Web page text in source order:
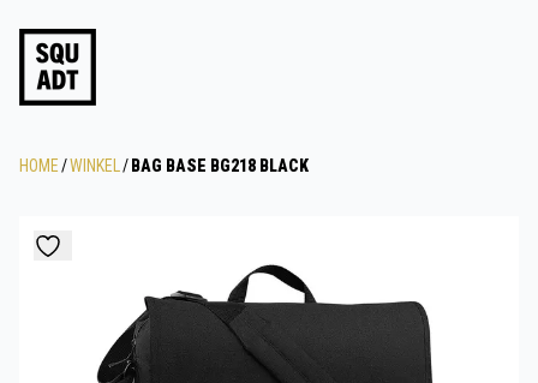
HOME/WINKEL / BAG BASE BG218 BLACK